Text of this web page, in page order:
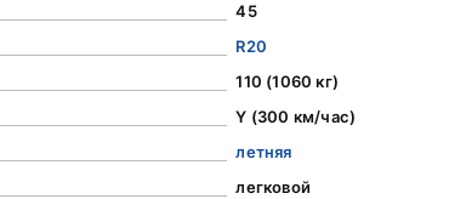
45
R20
110 (1060 кг)
Y (300 км/час)
летняя
легковой